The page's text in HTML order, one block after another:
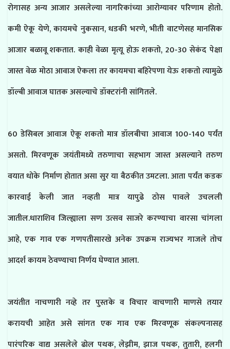
रोगासह अन्य आजार असलेल्या नागरिकांच्या आरोग्यावर परिणाम होतो.
कमी ऐकू येणे, कायमचे नुकसान, धडकी भरणे, भीती वाटणेसह मानसिक
आजार बळावू शकतात. काही वेळा मृत्यू होऊ शकतो, 20-30 सेकंद पेक्षा
जास्त वेळ मोठा आवाज ऐकला तर कायमचा बहिरेपणा येऊ शकतो त्यामुळे
डॉल्बी आवाज घातक असल्याचे डॉक्टरांनी सांगितले.
60 डेसिबल आवाज ऐकू शकतो मात्र डॉलबीचा आवाज 100-140 पर्यंत
असतो. मिरवणूक जयंतीमध्ये तरुणाचा सहभाग जास्त असल्याने तरुण
वयात धोके निर्माण होतात असा सुर या बैठकीत उमटला. आता पर्यंत कडक
कारवाई केली जात नव्हती मात्र यापुढे ठोस पावले उचलली
जातील.धाराशिव जिल्ह्याला सण उत्सव साजरे करण्याचा वारसा चांगला
आहे, एक गाव एक गणपतीसारखे अनेक उपक्रम राज्यभर गाजले तोच
आदर्श कायम ठेवण्याचा निर्णय घेण्यात आला.
जयंतीत नाचणारी नव्हे तर पुस्तके व विचार वाचणारी माणसे तयार
करायची आहेत असे सांगत एक गाव एक मिरवणूक संकल्पनासह
पारंपरिक वाद्य असलेले ढोल पथक, लेझीम, झाज पथक, तुतारी, हलगी